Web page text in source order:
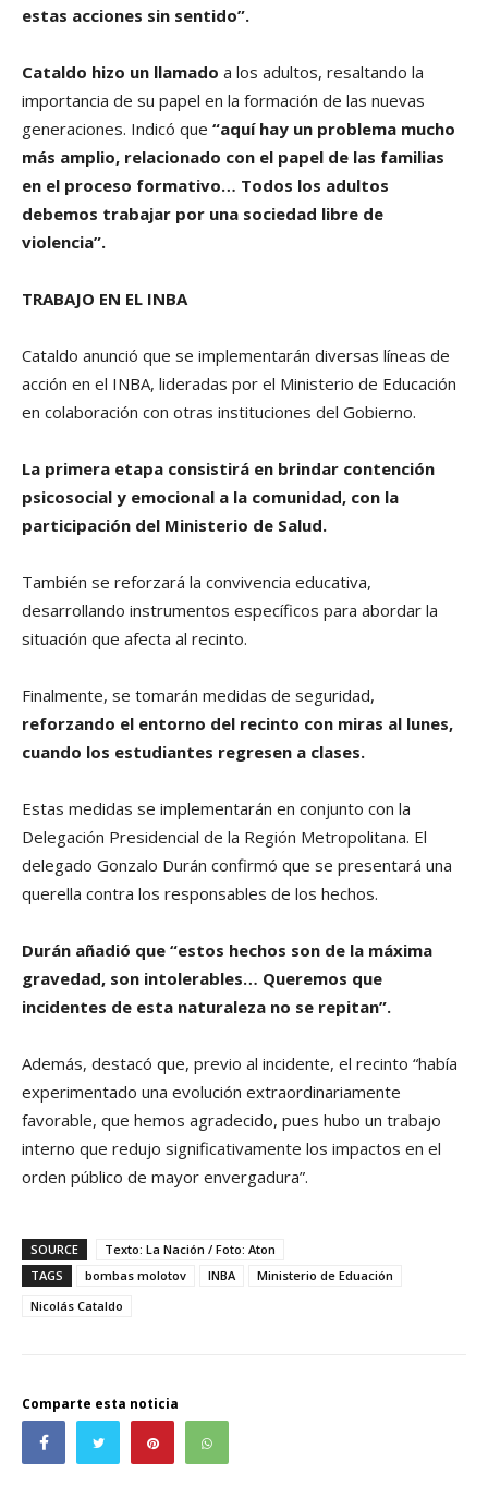
estas acciones sin sentido”.
Cataldo hizo un llamado a los adultos, resaltando la
importancia de su papel en la formación de las nuevas
generaciones. Indicó que “aquí hay un problema mucho
más amplio, relacionado con el papel de las familias
en el proceso formativo… Todos los adultos
debemos trabajar por una sociedad libre de
violencia”.
TRABAJO EN EL INBA
Cataldo anunció que se implementarán diversas líneas de
acción en el INBA, lideradas por el Ministerio de Educación
en colaboración con otras instituciones del Gobierno.
La primera etapa consistirá en brindar contención
psicosocial y emocional a la comunidad, con la
participación del Ministerio de Salud.
También se reforzará la convivencia educativa,
desarrollando instrumentos específicos para abordar la
situación que afecta al recinto.
Finalmente, se tomarán medidas de seguridad,
reforzando el entorno del recinto con miras al lunes,
cuando los estudiantes regresen a clases.
Estas medidas se implementarán en conjunto con la
Delegación Presidencial de la Región Metropolitana. El
delegado Gonzalo Durán confirmó que se presentará una
querella contra los responsables de los hechos.
Durán añadió que “estos hechos son de la máxima
gravedad, son intolerables… Queremos que
incidentes de esta naturaleza no se repitan”.
Además, destacó que, previo al incidente, el recinto “había
experimentado una evolución extraordinariamente
favorable, que hemos agradecido, pues hubo un trabajo
interno que redujo significativamente los impactos en el
orden público de mayor envergadura”.
SOURCE
Texto: La Nación / Foto: Aton
TAGS
bombas molotov INBA
Ministerio de Eduación
Nicolás Cataldo
Comparte esta noticia